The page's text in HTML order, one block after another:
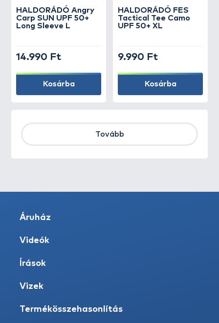
HALDORÁDÓ Angry
Carp SUN UPF 50+
Long Sleeve L
14.990 Ft
Kosárba
HALDORÁDÓ FES
Tactical Tee Camo
UPF 50+ XL
9.990 Ft
Kosárba
Tovább
Áruház
Videók
Írások
Vizek
Termékösszehasonlítás